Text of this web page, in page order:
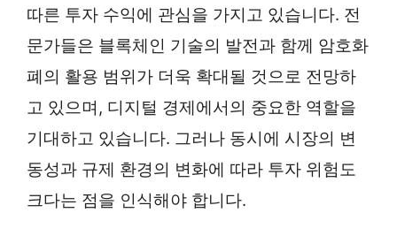
따른 투자 수익에 관심을 가지고 있습니다. 전
문가들은 블록체인 기술의 발전과 함께 암호화
폐의 활용 범위가 더욱 확대될 것으로 전망하
고 있으며, 디지털 경제에서의 중요한 역할을
기대하고 있습니다. 그러나 동시에 시장의 변
동성과 규제 환경의 변화에 따라 투자 위험도
크다는 점을 인식해야 합니다.